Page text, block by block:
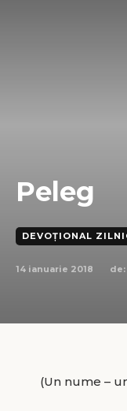
Peleg
DEVOȚIONAL
14 ianuarie 2018 de:
(Un nume –